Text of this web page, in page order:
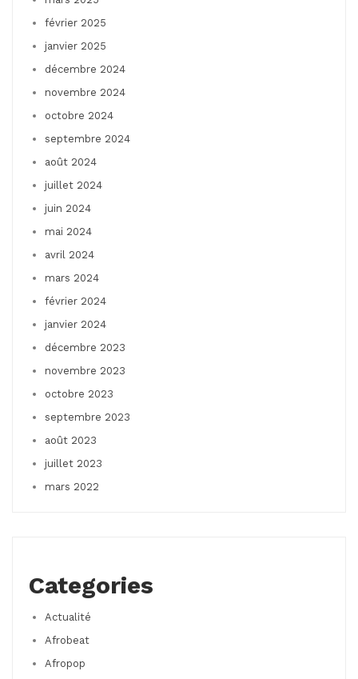
février 2025
janvier 2025
décembre 2024
novembre 2024
octobre 2024
septembre 2024
août 2024
juillet 2024
juin 2024
mai 2024
avril 2024
mars 2024
février 2024
janvier 2024
décembre 2023
novembre 2023
octobre 2023
septembre 2023
août 2023
juillet 2023
mars 2022
Categories
Actualité
Afrobeat
Afropop